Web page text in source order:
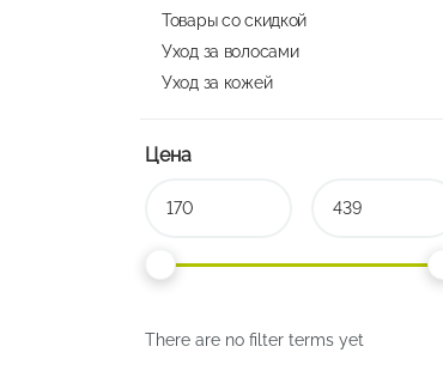
Товары со скидкой
Уход за волосами
Уход за кожей
Цена
There are no filter terms yet